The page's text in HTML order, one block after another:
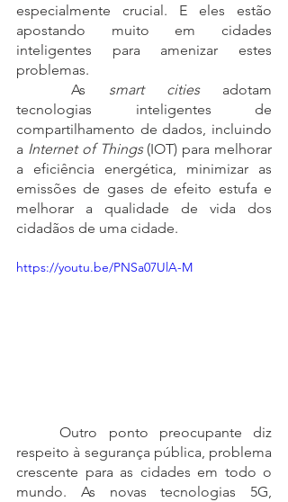
especialmente crucial. E eles estão
apostando muito em cidades
inteligentes para amenizar estes
problemas.
	As
smart cities adotam
tecnologias inteligentes de
compartilhamento de dados, incluindo
a Internet of Things (IOT) para melhorar
a eficiência energética, minimizar as
emissões de gases de efeito estufa e
melhorar a qualidade de vida dos
cidadãos de uma cidade.
https://youtu.be/PNSa07UlA-M
	Outro ponto preocupante diz
respeito à segurança pública, problema
crescente para as cidades em todo o
mundo. As novas tecnologias 5G,